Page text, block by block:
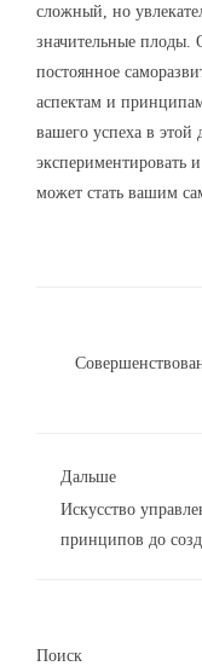
сложный, но
значительные плоды.
постоянное
аспектам и
вашего успеха в
экспериментировать
может стать вашим
Дальше
Искусство
принципов до
Поиск